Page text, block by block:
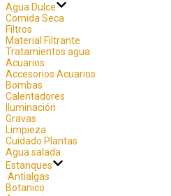
Agua Dulce
Comida Seca
Filtros
Material Filtrante
Tratamientos agua
Acuarios
Accesorios Acuarios
Bombas
Calentadores
Iluminación
Gravas
Limpieza
Cuidado Plantas
Agua salada
Estanques
Antialgas
Botanico